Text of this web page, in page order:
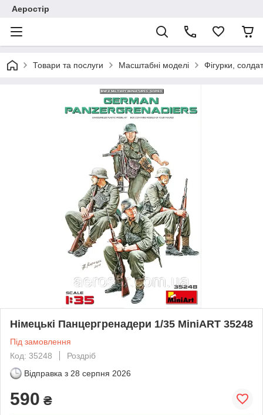
Аеростір
Товари та послуги Масштабні моделі Фігурки,
Німецькі Панцергренадери 1/35 MiniART 35248
Під замовлення
Код: 35248
Роздріб
Відправка з 28 серпня 2026
590 ₴